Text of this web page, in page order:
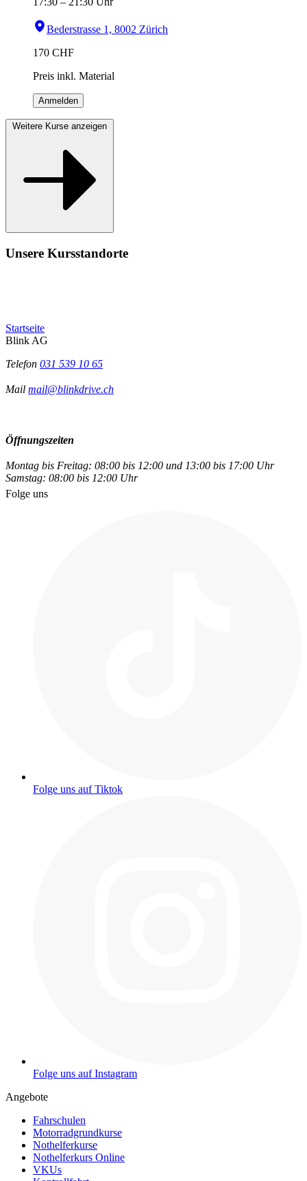
Bederstrasse 1, 8002 Zürich
170 CHF
Preis inkl. Material
Anmelden
Weitere Kurse anzeigen
Unsere Kursstandorte
Startseite
Blink AG
Telefon 031 539 10 65
Mail mail@blinkdrive.ch
Öffnungszeiten
Montag bis Freitag: 08:00 bis 12:00 und 13:00 bis 17:00 Uhr
Samstag: 08:00 bis 12:00 Uhr
Folge uns
Folge uns auf Tiktok
Folge uns auf Instagram
Angebote
Fahrschulen
Motorradgrundkurse
Nothelferkurse
Nothelferkurs Online
VKUs